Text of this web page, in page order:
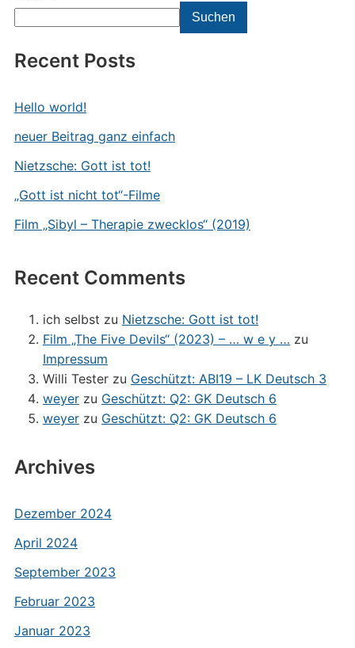
Suchen
Recent Posts
Hello world!
neuer Beitrag ganz einfach
Nietzsche: Gott ist tot!
„Gott ist nicht tot“-Filme
Film „Sibyl – Therapie zwecklos“ (2019)
Recent Comments
ich selbst zu Nietzsche: Gott ist tot!
Film „The Five Devils“ (2023) – … w e y … zu
Impressum
Willi Testerzu Geschützt: ABI19 – LK Deutsch 3
weyerzu Geschützt: Q2: GK Deutsch 6
weyerzu Geschützt: Q2: GK Deutsch 6
Archives
Dezember 2024
April 2024
September 2023
Februar 2023
Januar 2023